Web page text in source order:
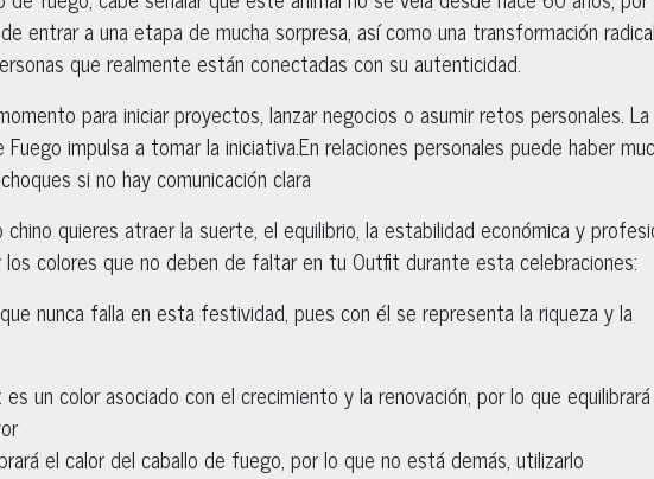
entrar a una etapa de mucha sorpresa, así como una transformación
que realmente están conectadas con su autenticidad.
para iniciar proyectos, lanzar negocios o asumir retos personales. La
impulsa a tomar la iniciativa.En relaciones personales puede haber
si no hay comunicación clara
quieres atraer la suerte, el equilibrio, la estabilidad económica y
colores que no deben de faltar en tu Outfit durante esta celebraciones:
nunca falla en esta festividad, pues con él se representa la riqueza y la
es un color asociado con el crecimiento y la renovación, por lo que
el calor del caballo de fuego, por lo que no está demás, utilizarlo